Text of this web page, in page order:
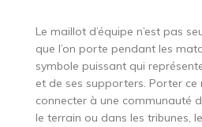
Le maillot d’équipe n’est pas
que l’on porte pendant les
symbole puissant qui
et de ses supporters. Porter ce
connecter à une communauté
le terrain ou dans les tribunes,